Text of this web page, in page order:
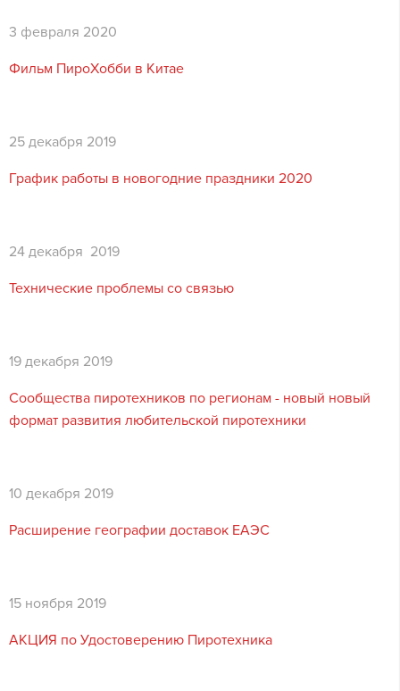
3 февраля 2020
Фильм ПироХобби в Китае
25 декабря 2019
График работы в новогодние праздники 2020
24 декабря 2019
Технические проблемы со связью
19 декабря 2019
Сообщества пиротехников по регионам - новый новый
формат развития любительской пиротехники
10 декабря 2019
Расширение географии доставок ЕАЭС
15 ноября 2019
АКЦИЯ по Удостоверению Пиротехника